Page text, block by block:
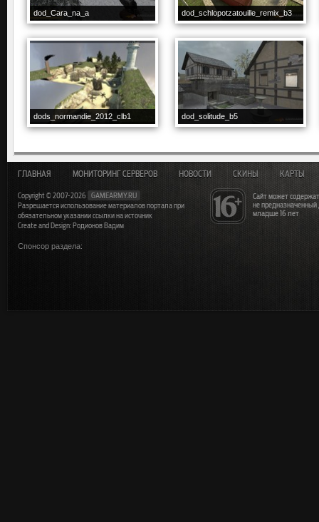
dod_Cara_na_a dod_schlopotzatouille_remix_b3
dods_normandie_2012_clb1 dod_solitude_b5
Сайт может
не
младше 16 лет
ГЛАВНАЯ МОНИТОРИНГ СЕРВЕРОВ НОВОСТИ СКИНЫ КАРТЫ
Copyright © 2007-2026
GAMEARMY.RU
Разрешается использование материалов портала при
обязательном указании ссылки на источник
Create and Design: Родионов Вадим
Спонсор раздела: